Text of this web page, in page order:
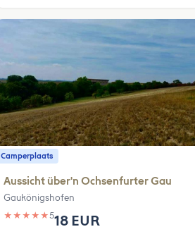
Camperplaats
Aussicht über'n Ochsenfurter Gau
Gaukönigshofen
★ ★ ★ ★ ★518 EUR